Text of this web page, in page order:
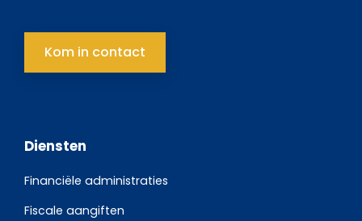
Kom in contact
Diensten
Financiële administraties
Fiscale aangiften